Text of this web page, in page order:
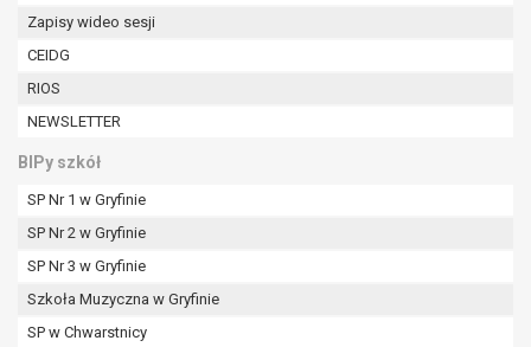
Zapisy wideo sesji
CEIDG
RIOS
NEWSLETTER
BIPy szkół
SP Nr 1 w Gryfinie
SP Nr 2 w Gryfinie
SP Nr 3 w Gryfinie
Szkoła Muzyczna w Gryfinie
SP w Chwarstnicy